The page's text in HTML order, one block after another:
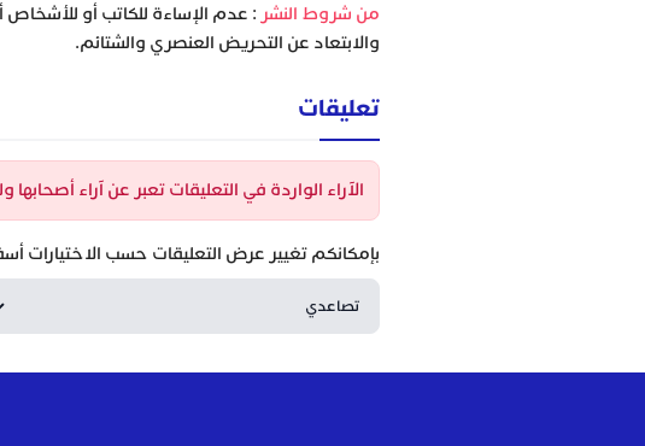
‫من شروط النشر : عدم الإساءة للكاتب أو للأشخاص
والابتعاد عن التحريض العنصري والشتائم.
تعليقات
الآراء الواردة في التعليقات تعبر عن آراء
بإمكانكم تغيير عرض التعليقات حسب الاختيارات